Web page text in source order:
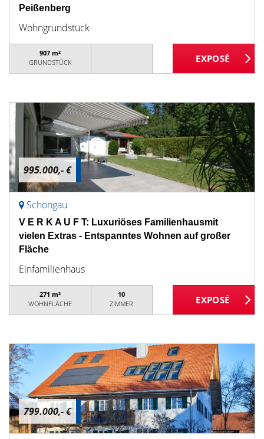
Peißenberg
Wohngrundstück
907 m²
GRUNDSTÜCK
995.000,- €
Schongau
V E R K A U F T: Luxuriöses Familienhausmit
vielen Extras - Entspanntes Wohnen auf großer
Fläche
Einfamilienhaus
271 m²
WOHNFLÄCHE
10
ZIMMER
799.000,- €